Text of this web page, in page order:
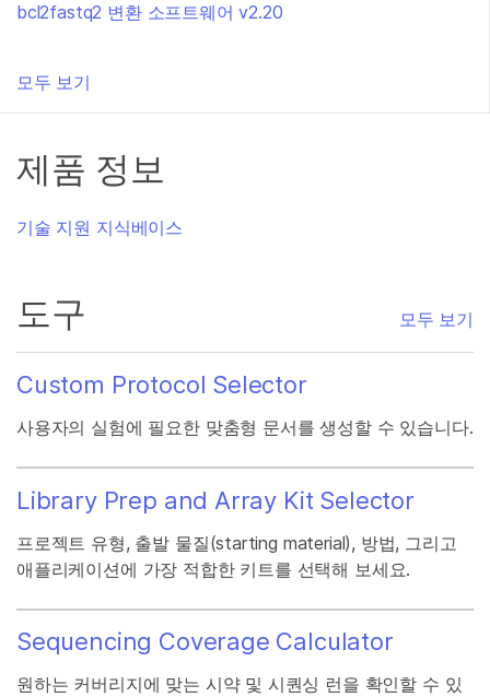
bcl2fastq2 변환 소프트웨어 v2.20
모두 보기
제품 정보
기술 지원 지식베이스
도구 모두 보기
Custom Protocol Selector
사용자의 실험에 필요한 맞춤형 문서를 생성할 수 있습니다.
Library Prep and Array Kit Selector
프로젝트 유형, 출발 물질(starting material), 방법, 그리고
애플리케이션에 가장 적합한 키트를 선택해 보세요.
Sequencing Coverage Calculator
원하는 커버리지에 맞는 시약 및 시퀀싱 런을 확인할 수 있